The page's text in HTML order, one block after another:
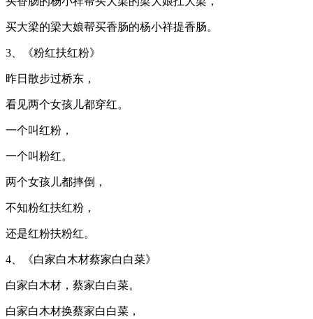
买大梁的梁大娘帮买香肠的杨小祥提香肠。
3、《粉红扶红粉》
昨日散步过桥东，
看见两个女孩儿都穿红。
一个叫红粉，
一个叫粉红。
两个女孩儿都摔倒，
不知粉红扶红粉，
还是红粉扶粉红。
4、《白家白木材蔡家白白菜》
白家白木材，蔡家白白菜。
白家白木材换蔡家白白菜，